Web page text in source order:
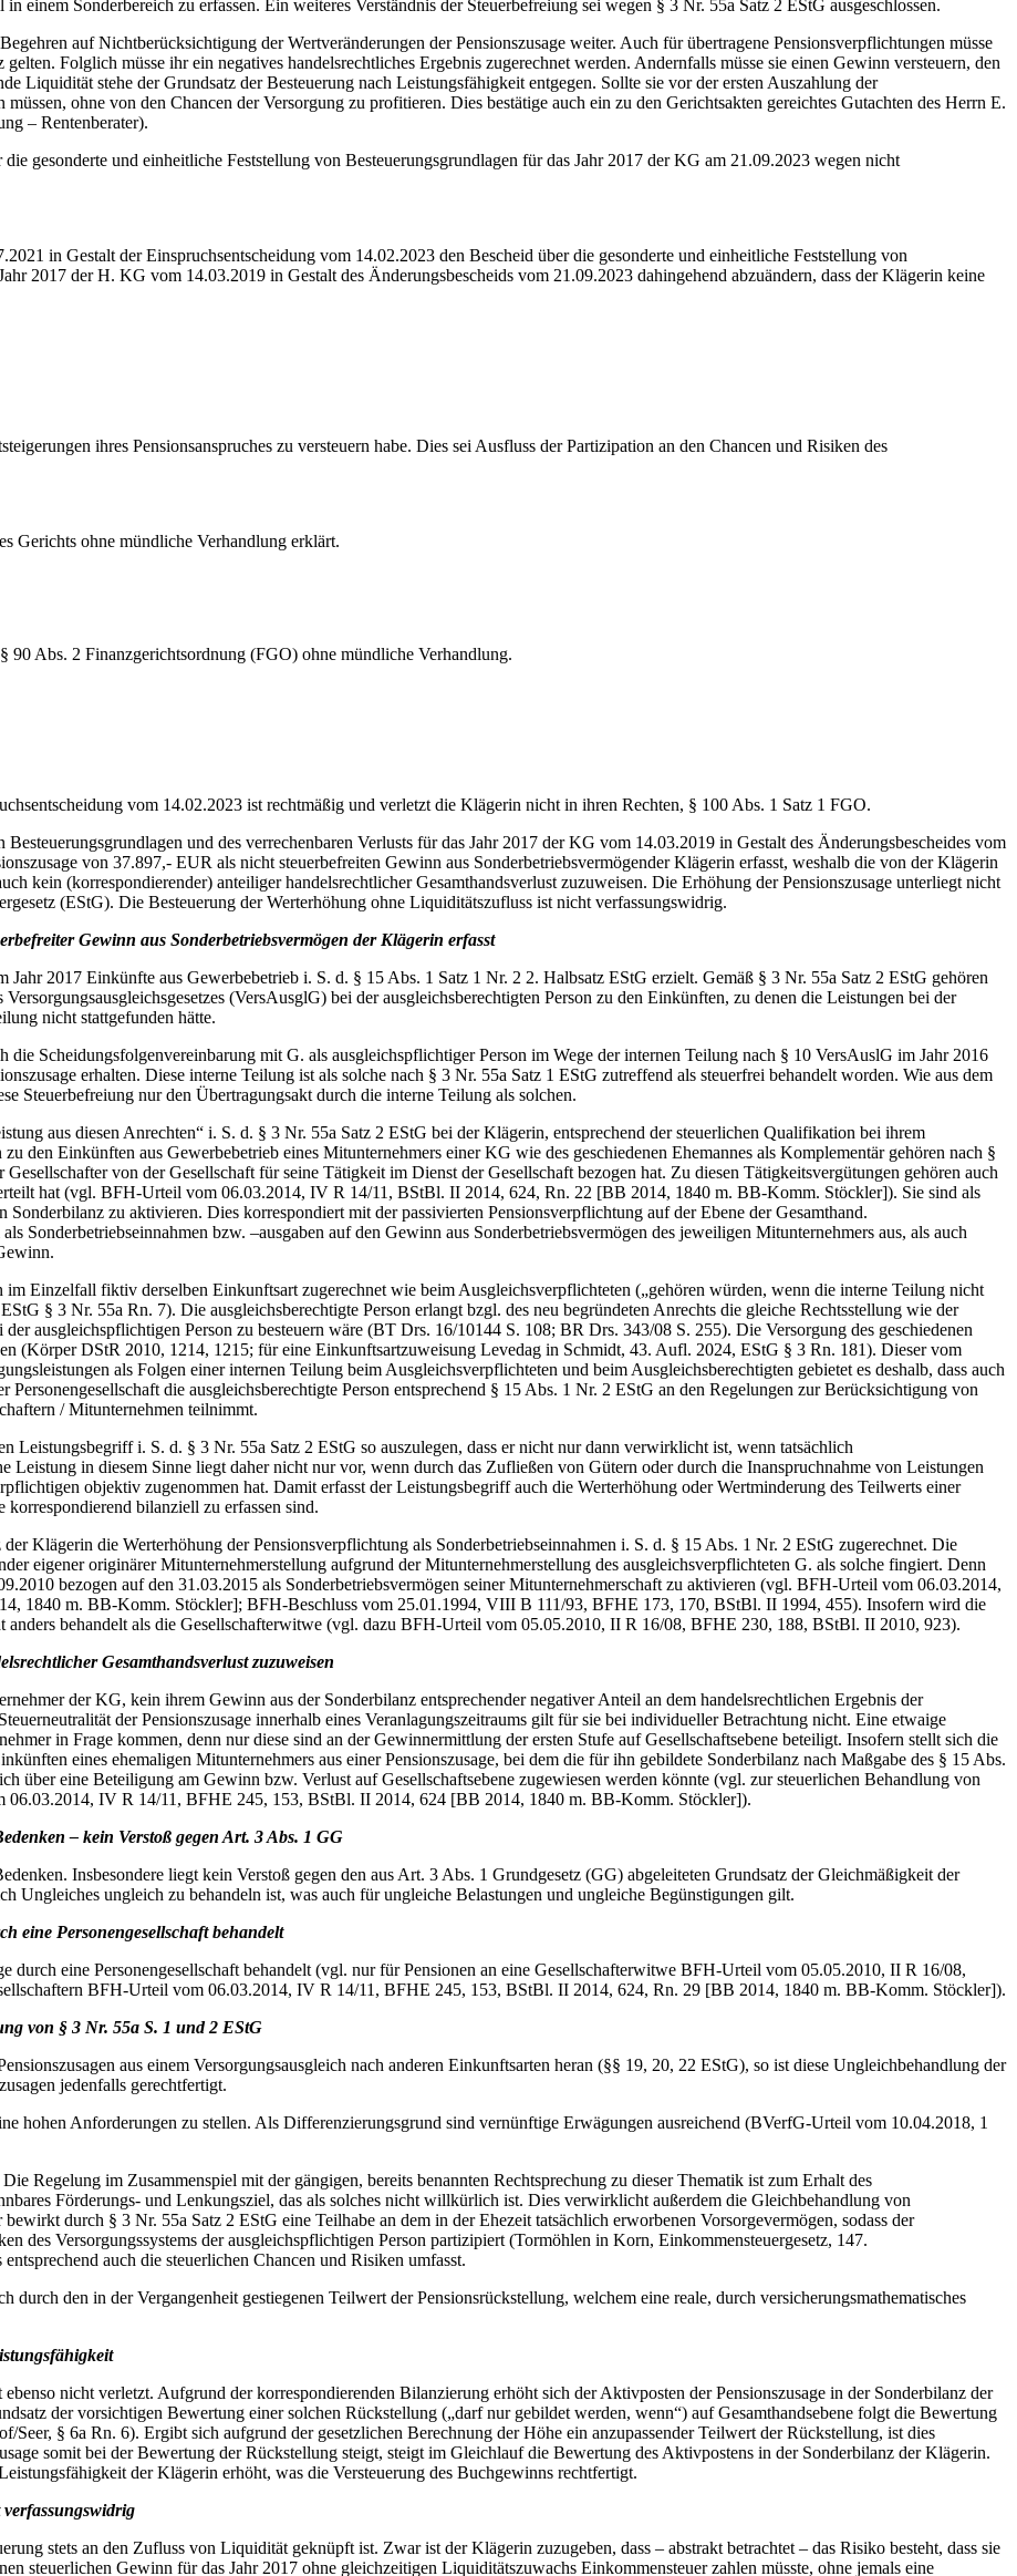
einem Sonderbereich zu erfassen. Ein weiteres Verständnis der Steuerbefreiung sei wegen § 3 Nr. 55a Satz 2 EStG ausgeschlossen.
auf Nichtberücksichtigung der Wertveränderungen der Pensionszusage weiter. Auch für übertragene Pensionsverpflichtungen müsse
Folglich müsse ihr ein negatives handelsrechtliches Ergebnis zugerechnet werden. Andernfalls müsse sie einen Gewinn versteuern, den
Liquidität stehe der Grundsatz der Besteuerung nach Leistungsfähigkeit entgegen. Sollte sie vor der ersten Auszahlung der
ohne von den Chancen der Versorgung zu profitieren. Dies bestätige auch ein zu den Gerichtsakten gereichtes Gutachten des Herrn E.
– Rentenberater).
gesonderte und einheitliche Feststellung von Besteuerungsgrundlagen für das Jahr 2017 der KG am 21.09.2023 wegen nicht
in Gestalt der Einspruchsentscheidung vom 14.02.2023 den Bescheid über die gesonderte und einheitliche Feststellung von
2017 der H. KG vom 14.03.2019 in Gestalt des Änderungsbescheids vom 21.09.2023 dahingehend abzuändern, dass der Klägerin keine
ihres Pensionsanspruches zu versteuern habe. Dies sei Ausfluss der Partizipation an den Chancen und Risiken des
Gerichts ohne mündliche Verhandlung erklärt.
90 Abs. 2 Finanzgerichtsordnung (FGO) ohne mündliche Verhandlung.
vom 14.02.2023 ist rechtmäßig und verletzt die Klägerin nicht in ihren Rechten, § 100 Abs. 1 Satz 1 FGO.
und des verrechenbaren Verlusts für das Jahr 2017 der KG vom 14.03.2019 in Gestalt des Änderungsbescheides vom
von 37.897,- EUR als nicht steuerbefreiten Gewinn aus Sonderbetriebsvermögender Klägerin erfasst, weshalb die von der Klägerin
kein (korrespondierender) anteiliger handelsrechtlicher Gesamthandsverlust zuzuweisen. Die Erhöhung der Pensionszusage unterliegt nicht
(EStG). Die Besteuerung der Werterhöhung ohne Liquiditätszufluss ist nicht verfassungswidrig.
Gewinn aus Sonderbetriebsvermögen der Klägerin erfasst
2017 Einkünfte aus Gewerbebetrieb i. S. d. § 15 Abs. 1 Satz 1 Nr. 2 2. Halbsatz EStG erzielt. Gemäß § 3 Nr. 55a Satz 2 EStG gehören
(VersAusglG) bei der ausgleichsberechtigten Person zu den Einkünften, zu denen die Leistungen bei der
nicht stattgefunden hätte.
die Scheidungsfolgenvereinbarung mit G. als ausgleichspflichtiger Person im Wege der internen Teilung nach § 10 VersAuslG im Jahr 2016
erhalten. Diese interne Teilung ist als solche nach § 3 Nr. 55a Satz 1 EStG zutreffend als steuerfrei behandelt worden. Wie aus dem
Steuerbefreiung nur den Übertragungsakt durch die interne Teilung als solchen.
aus diesen Anrechten“ i. S. d. § 3 Nr. 55a Satz 2 EStG bei der Klägerin, entsprechend der steuerlichen Qualifikation bei ihrem
den Einkünften aus Gewerbebetrieb eines Mitunternehmers einer KG wie des geschiedenen Ehemannes als Komplementär gehören nach §
von der Gesellschaft für seine Tätigkeit im Dienst der Gesellschaft bezogen hat. Zu diesen Tätigkeitsvergütungen gehören auch
hat (vgl. BFH-Urteil vom 06.03.2014, IV R 14/11, BStBl. II 2014, 624, Rn. 22 [BB 2014, 1840 m. BB-Komm. Stöckler]). Sie sind als
Sonderbilanz zu aktivieren. Dies korrespondiert mit der passivierten Pensionsverpflichtung auf der Ebene der Gesamthand.
Sonderbetriebseinnahmen bzw. –ausgaben auf den Gewinn aus Sonderbetriebsvermögen des jeweiligen Mitunternehmers aus, als auch
Einzelfall fiktiv derselben Einkunftsart zugerechnet wie beim Ausgleichsverpflichteten („gehören würden, wenn die interne Teilung nicht
§ 3 Nr. 55a Rn. 7). Die ausgleichsberechtigte Person erlangt bzgl. des neu begründeten Anrechts die gleiche Rechtsstellung wie der
ausgleichspflichtigen Person zu besteuern wäre (BT Drs. 16/10144 S. 108; BR Drs. 343/08 S. 255). Die Versorgung des geschiedenen
(Körper DStR 2010, 1214, 1215; für eine Einkunftsartzuweisung Levedag in Schmidt, 43. Aufl. 2024, EStG § 3 Rn. 181). Dieser vom
als Folgen einer internen Teilung beim Ausgleichsverpflichteten und beim Ausgleichsberechtigten gebietet es deshalb, dass auch
Personengesellschaft die ausgleichsberechtigte Person entsprechend § 15 Abs. 1 Nr. 2 EStG an den Regelungen zur Berücksichtigung von
/ Mitunternehmen teilnimmt.
Leistungsbegriff i. S. d. § 3 Nr. 55a Satz 2 EStG so auszulegen, dass er nicht nur dann verwirklicht ist, wenn tatsächlich
Leistung in diesem Sinne liegt daher nicht nur vor, wenn durch das Zufließen von Gütern oder durch die Inanspruchnahme von Leistungen
objektiv zugenommen hat. Damit erfasst der Leistungsbegriff auch die Werterhöhung oder Wertminderung des Teilwerts einer
bilanziell zu erfassen sind.
Klägerin die Werterhöhung der Pensionsverpflichtung als Sonderbetriebseinnahmen i. S. d. § 15 Abs. 1 Nr. 2 EStG zugerechnet. Die
eigener originärer Mitunternehmerstellung aufgrund der Mitunternehmerstellung des ausgleichsverpflichteten G. als solche fingiert. Denn
bezogen auf den 31.03.2015 als Sonderbetriebsvermögen seiner Mitunternehmerschaft zu aktivieren (vgl. BFH-Urteil vom 06.03.2014,
1840 m. BB-Komm. Stöckler]; BFH-Beschluss vom 25.01.1994, VIII B 111/93, BFHE 173, 170, BStBl. II 1994, 455). Insofern wird die
anders behandelt als die Gesellschafterwitwe (vgl. dazu BFH-Urteil vom 05.05.2010, II R 16/08, BFHE 230, 188, BStBl. II 2010, 923).
Gesamthandsverlust zuzuweisen
der KG, kein ihrem Gewinn aus der Sonderbilanz entsprechender negativer Anteil an dem handelsrechtlichen Ergebnis der
der Pensionszusage innerhalb eines Veranlagungszeitraums gilt für sie bei individueller Betrachtung nicht. Eine etwaige
in Frage kommen, denn nur diese sind an der Gewinnermittlung der ersten Stufe auf Gesellschaftsebene beteiligt. Insofern stellt sich die
eines ehemaligen Mitunternehmers aus einer Pensionszusage, bei dem die für ihn gebildete Sonderbilanz nach Maßgabe des § 15 Abs.
über eine Beteiligung am Gewinn bzw. Verlust auf Gesellschaftsebene zugewiesen werden könnte (vgl. zur steuerlichen Behandlung von
06.03.2014, IV R 14/11, BFHE 245, 153, BStBl. II 2014, 624 [BB 2014, 1840 m. BB-Komm. Stöckler]).
– kein Verstoß gegen Art. 3 Abs. 1 GG
Insbesondere liegt kein Verstoß gegen den aus Art. 3 Abs. 1 Grundgesetz (GG) abgeleiteten Grundsatz der Gleichmäßigkeit der
Ungleiches ungleich zu behandeln ist, was auch für ungleiche Belastungen und ungleiche Begünstigungen gilt.
eine Personengesellschaft behandelt
durch eine Personengesellschaft behandelt (vgl. nur für Pensionen an eine Gesellschafterwitwe BFH-Urteil vom 05.05.2010, II R 16/08,
BFH-Urteil vom 06.03.2014, IV R 14/11, BFHE 245, 153, BStBl. II 2014, 624, Rn. 29 [BB 2014, 1840 m. BB-Komm. Stöckler]).
von § 3 Nr. 55a S. 1 und 2 EStG
aus einem Versorgungsausgleich nach anderen Einkunftsarten heran (§§ 19, 20, 22 EStG), so ist diese Ungleichbehandlung der
jedenfalls gerechtfertigt.
hohen Anforderungen zu stellen. Als Differenzierungsgrund sind vernünftige Erwägungen ausreichend (BVerfG-Urteil vom 10.04.2018, 1
Regelung im Zusammenspiel mit der gängigen, bereits benannten Rechtsprechung zu dieser Thematik ist zum Erhalt des
Förderungs- und Lenkungsziel, das als solches nicht willkürlich ist. Dies verwirklicht außerdem die Gleichbehandlung von
durch § 3 Nr. 55a Satz 2 EStG eine Teilhabe an dem in der Ehezeit tatsächlich erworbenen Vorsorgevermögen, sodass der
des Versorgungssystems der ausgleichspflichtigen Person partizipiert (Tormöhlen in Korn, Einkommensteuergesetz, 147.
auch die steuerlichen Chancen und Risiken umfasst.
durch den in der Vergangenheit gestiegenen Teilwert der Pensionsrückstellung, welchem eine reale, durch versicherungsmathematisches
nicht verletzt. Aufgrund der korrespondierenden Bilanzierung erhöht sich der Aktivposten der Pensionszusage in der Sonderbilanz der
der vorsichtigen Bewertung einer solchen Rückstellung („darf nur gebildet werden, wenn“) auf Gesamthandsebene folgt die Bewertung
§ 6a Rn. 6). Ergibt sich aufgrund der gesetzlichen Berechnung der Höhe ein anzupassender Teilwert der Rückstellung, ist dies
somit bei der Bewertung der Rückstellung steigt, steigt im Gleichlauf die Bewertung des Aktivpostens in der Sonderbilanz der Klägerin.
der Klägerin erhöht, was die Versteuerung des Buchgewinns rechtfertigt.
stets an den Zufluss von Liquidität geknüpft ist. Zwar ist der Klägerin zuzugeben, dass – abstrakt betrachtet – das Risiko besteht, dass sie
steuerlichen Gewinn für das Jahr 2017 ohne gleichzeitigen Liquiditätszuwachs Einkommensteuer zahlen müsste, ohne jemals eine